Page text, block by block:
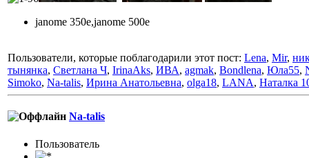
janome 350e,janome 500e
Пользователи, которые поблагодарили этот пост: Lena, Mir,
тынянка, Светлана Ч, IrinaAks, ИВА, agmak, Bondlena, Юла55,
Simoko, Na-talis, Ирина Анатольевна, olga18, LANA, Наталка
Na-talis
Пользовaтeль